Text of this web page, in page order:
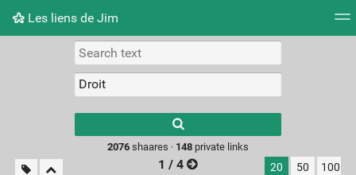
Les liens de Jim
Picture wall
results.
2076shaares · 148private links
1 / 4 20 50 100